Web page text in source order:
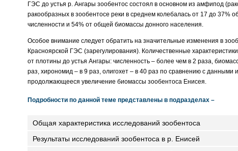
ГЭС до устья р. Ангары зообентос состоял в основном из амфипод
ракообразных в зообентосе реки в среднем колебалась от 17 до
численности и 54% от общей биомассы донного населения.
Особое внимание следует обратить на значительные изменения в
Красноярской ГЭС (зарегулирования). Количественные
от плотины до устья Ангары: численность – более чем в 2 раза,
раз, хирономид – в 9 раз, олигохет – в 40 раз по сравнению с данными
продолжающееся увеличение биомассы зообентоса Енисея.
Подробности по данной теме представлены в подразделах –
Общая характеристика исследований зообентоса
Результаты исследований зообентоса в р. Енисей